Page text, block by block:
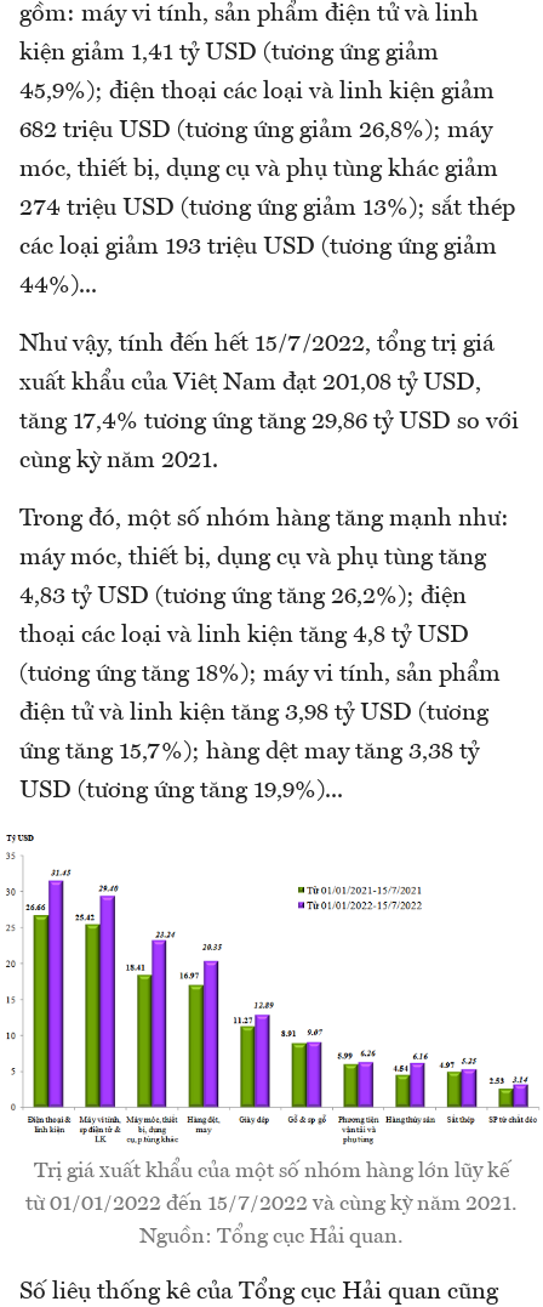
gồm: máy vi tính, sản phẩm điện tử và linh
kiện giảm 1,41 tỷ USD (tương ứng giảm
45,9%); điện thoại các loại và linh kiện giảm
682 triệu USD (tương ứng giảm 26,8%); máy
móc, thiết bị, dụng cụ và phụ tùng khác giảm
274 triệu USD (tương ứng giảm 13%); sắt thép
các loại giảm 193 triệu USD (tương ứng giảm
44%)...
Như vậy, tính đến hết 15/7/2022, tổng trị giá
xuất khẩu của Việt Nam đạt 201,08 tỷ USD,
tăng 17,4% tương ứng tăng 29,86 tỷ USD so với
cùng kỳ năm 2021.
Trong đó, một số nhóm hàng tăng mạnh như:
máy móc, thiết bị, dụng cụ và phụ tùng tăng
4,83 tỷ USD (tương ứng tăng 26,2%); điện
thoại các loại và linh kiện tăng 4,8 tỷ USD
(tương ứng tăng 18%); máy vi tính, sản phẩm
điện tử và linh kiện tăng 3,98 tỷ USD (tương
ứng tăng 15,7%); hàng dệt may tăng 3,38 tỷ
USD (tương ứng tăng 19,9%)...
Trị giá xuất khẩu của một số nhóm hàng lớn lũy kế
từ 01/01/2022 đến 15/7/2022 và cùng kỳ năm 2021.
Nguồn: Tổng cục Hải quan.
Số liệu thống kê của Tổng cục Hải quan cũng